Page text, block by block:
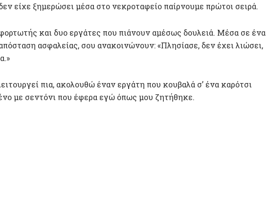
είχε ξημερώσει μέσα στο νεκροταφείο παίρνουμε πρώτοι σειρά.
και δυο εργάτες που πιάνουν αμέσως δουλειά. Μέσα σε ένα
ασφαλείας, σου ανακοινώνουν: «Πλησίασε, δεν έχει λιώσει,
πια, ακολουθώ έναν εργάτη που κουβαλά σ’ ένα καρότσι
με σεντόνι που έφερα εγώ όπως μου ζητήθηκε.